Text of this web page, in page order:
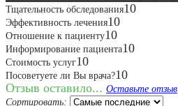
Тщательность обследования10
Эффективность лечения10
Отношение к пациенту10
Информирование пациента10
Стоимость услуг10
Посоветуете ли Вы врача?10
Отзыв оставило... Оставьте отзыв
Сортировать: